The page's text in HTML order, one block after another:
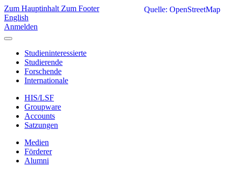
Zum Hauptinhalt Zum Footer
English
Anmelden
Studieninteressierte
Studierende
Forschende
Internationale
HIS/LSF
Groupware
Accounts
Satzungen
Medien
Förderer
Alumni
Quelle: OpenStreetMap